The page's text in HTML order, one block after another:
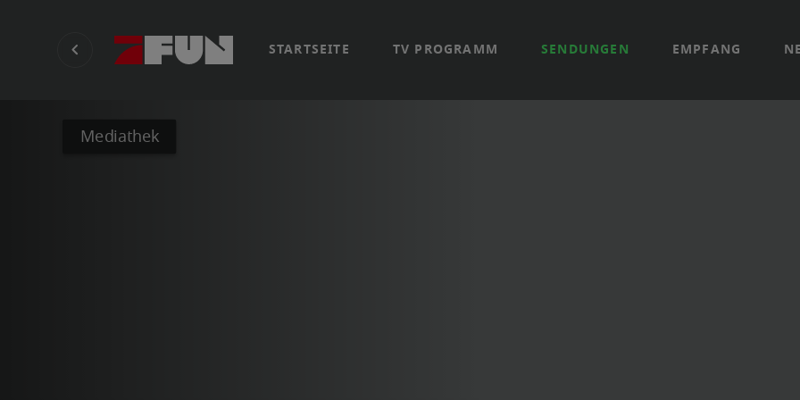
STARTSEITE TV PROGRAMM SENDUNGEN EMPFANG
Mediathek